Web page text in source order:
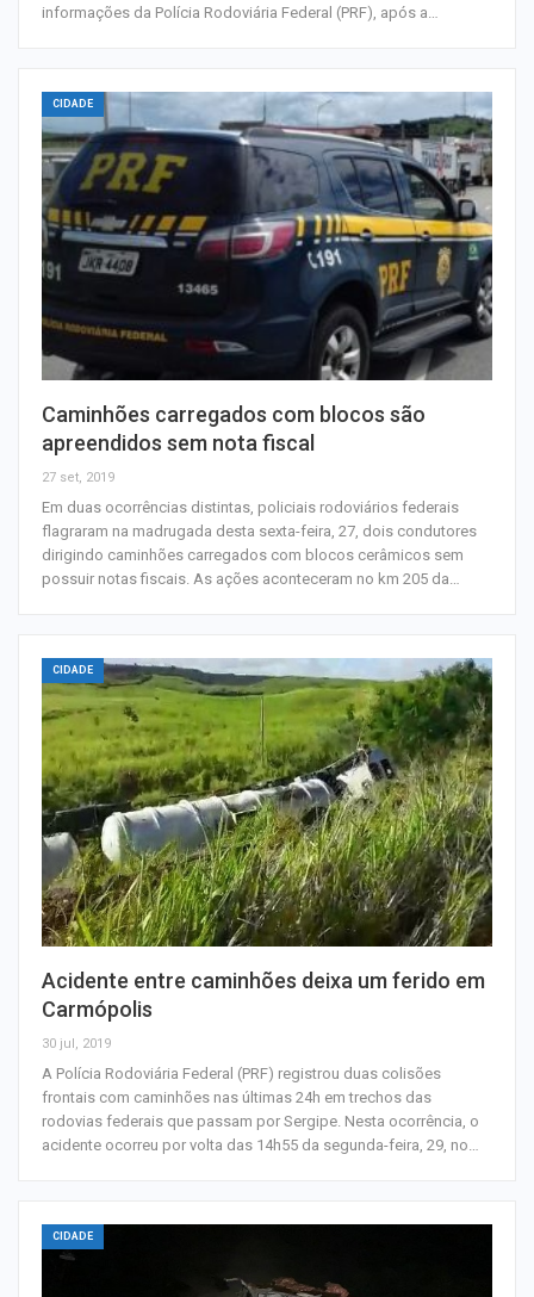
informações da Polícia Rodoviária Federal (PRF), após a…
CIDADE
Caminhões carregados com blocos são
apreendidos sem nota fiscal
27 set, 2019
Em duas ocorrências distintas, policiais rodoviários federais
flagraram na madrugada desta sexta-feira, 27, dois condutores
dirigindo caminhões carregados com blocos cerâmicos sem
possuir notas fiscais. As ações aconteceram no km 205 da…
CIDADE
Acidente entre caminhões deixa um ferido em
Carmópolis
30 jul, 2019
A Polícia Rodoviária Federal (PRF) registrou duas colisões
frontais com caminhões nas últimas 24h em trechos das
rodovias federais que passam por Sergipe. Nesta ocorrência, o
acidente ocorreu por volta das 14h55 da segunda-feira, 29, no…
CIDADE